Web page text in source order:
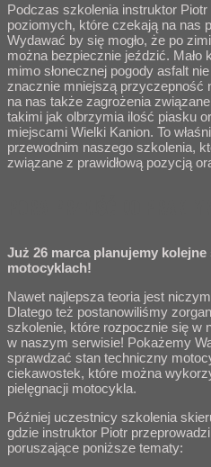
Podczas szkolenia instruktor Piotr
poziomych, które czekają na nas
Wydawać by się mogło, że po
można bezpiecznie jeździć. Mało
mimo słonecznej pogody asfalt
znacznie mniejszą przyczepność
na nas także zagrożenia
takimi jak olbrzymia ilość piasku
miejscami Wielki Kanion. To
przewodnim naszego szkolenia,
związane z prawidłową pozycją
Już 26 marca planujemy
motocyklach!
Nawet najlepsza teoria jest
Dlatego też postanowiliśmy
szkolenie, które rozpocznie się w
w naszym serwisie! Pokażemy
sprawdzać stan techniczny
ciekawostek, które można
pielęgnacji motocykla.
Później uczestnicy szkolenia
gdzie instruktor Piotr
poruszające poniższe tematy: